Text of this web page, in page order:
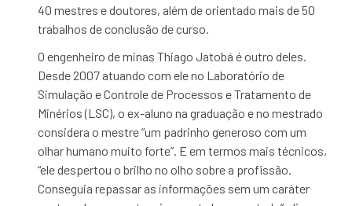
40 mestres e doutores, além de orientado mais de 50
trabalhos de conclusão de curso.
O engenheiro de minas Thiago Jatobá é outro deles.
Desde 2007 atuando com ele no Laboratório de
Simulação e Controle de Processos e Tratamento de
Minérios (LSC), o ex-aluno na graduação e no mestrado
considera o mestre “um padrinho generoso com um
olhar humano muito forte”. E em termos mais técnicos,
“ele despertou o brilho no olho sobre a profissão.
Conseguia repassar as informações sem um caráter